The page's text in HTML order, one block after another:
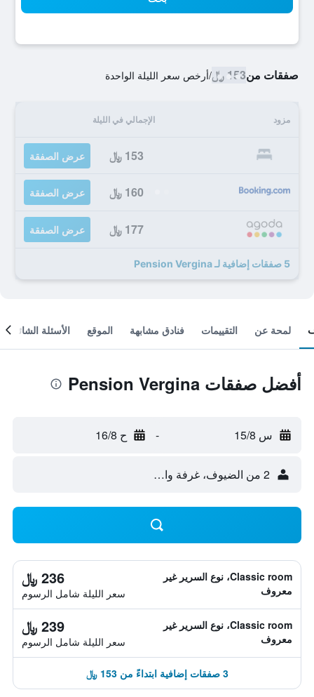
صفقات من153 ﷼ /أرخص سعر الليلة الواحدة
مزود الإجمالي في الليلة
153 ﷼ عرض الصفقة
160 ﷼ عرض الصفقة
177 ﷼ عرض الصفقة
5 صفقات إضافية لـ Pension Vergina
لمحة عن التقييمات فنادق مشابهة الموقع الأسئلة الشائعة
أفضل صفقات Pension Vergina
س 15/8 - ح 16/8
2 من الضيوف، غرفة واحدة
Classic room، نوع السرير غير
معروف
236 ﷼
سعر الليلة شامل الرسوم
Classic room، نوع السرير غير
معروف
239 ﷼
سعر الليلة شامل الرسوم
3 صفقات إضافية ابتداءً من 153 ﷼